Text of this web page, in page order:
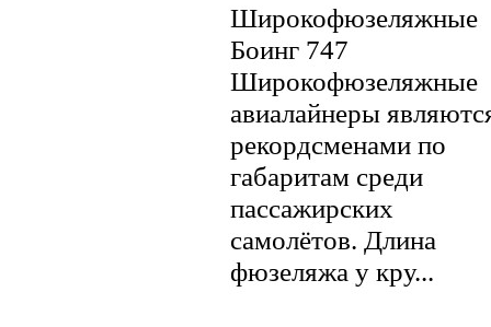
Широкофюзеляжные
Боинг 747
Широкофюзеляжные
авиалайнеры
рекордсменами по
габаритам среди
пассажирских
самолётов. Длина
фюзеляжа у кру...